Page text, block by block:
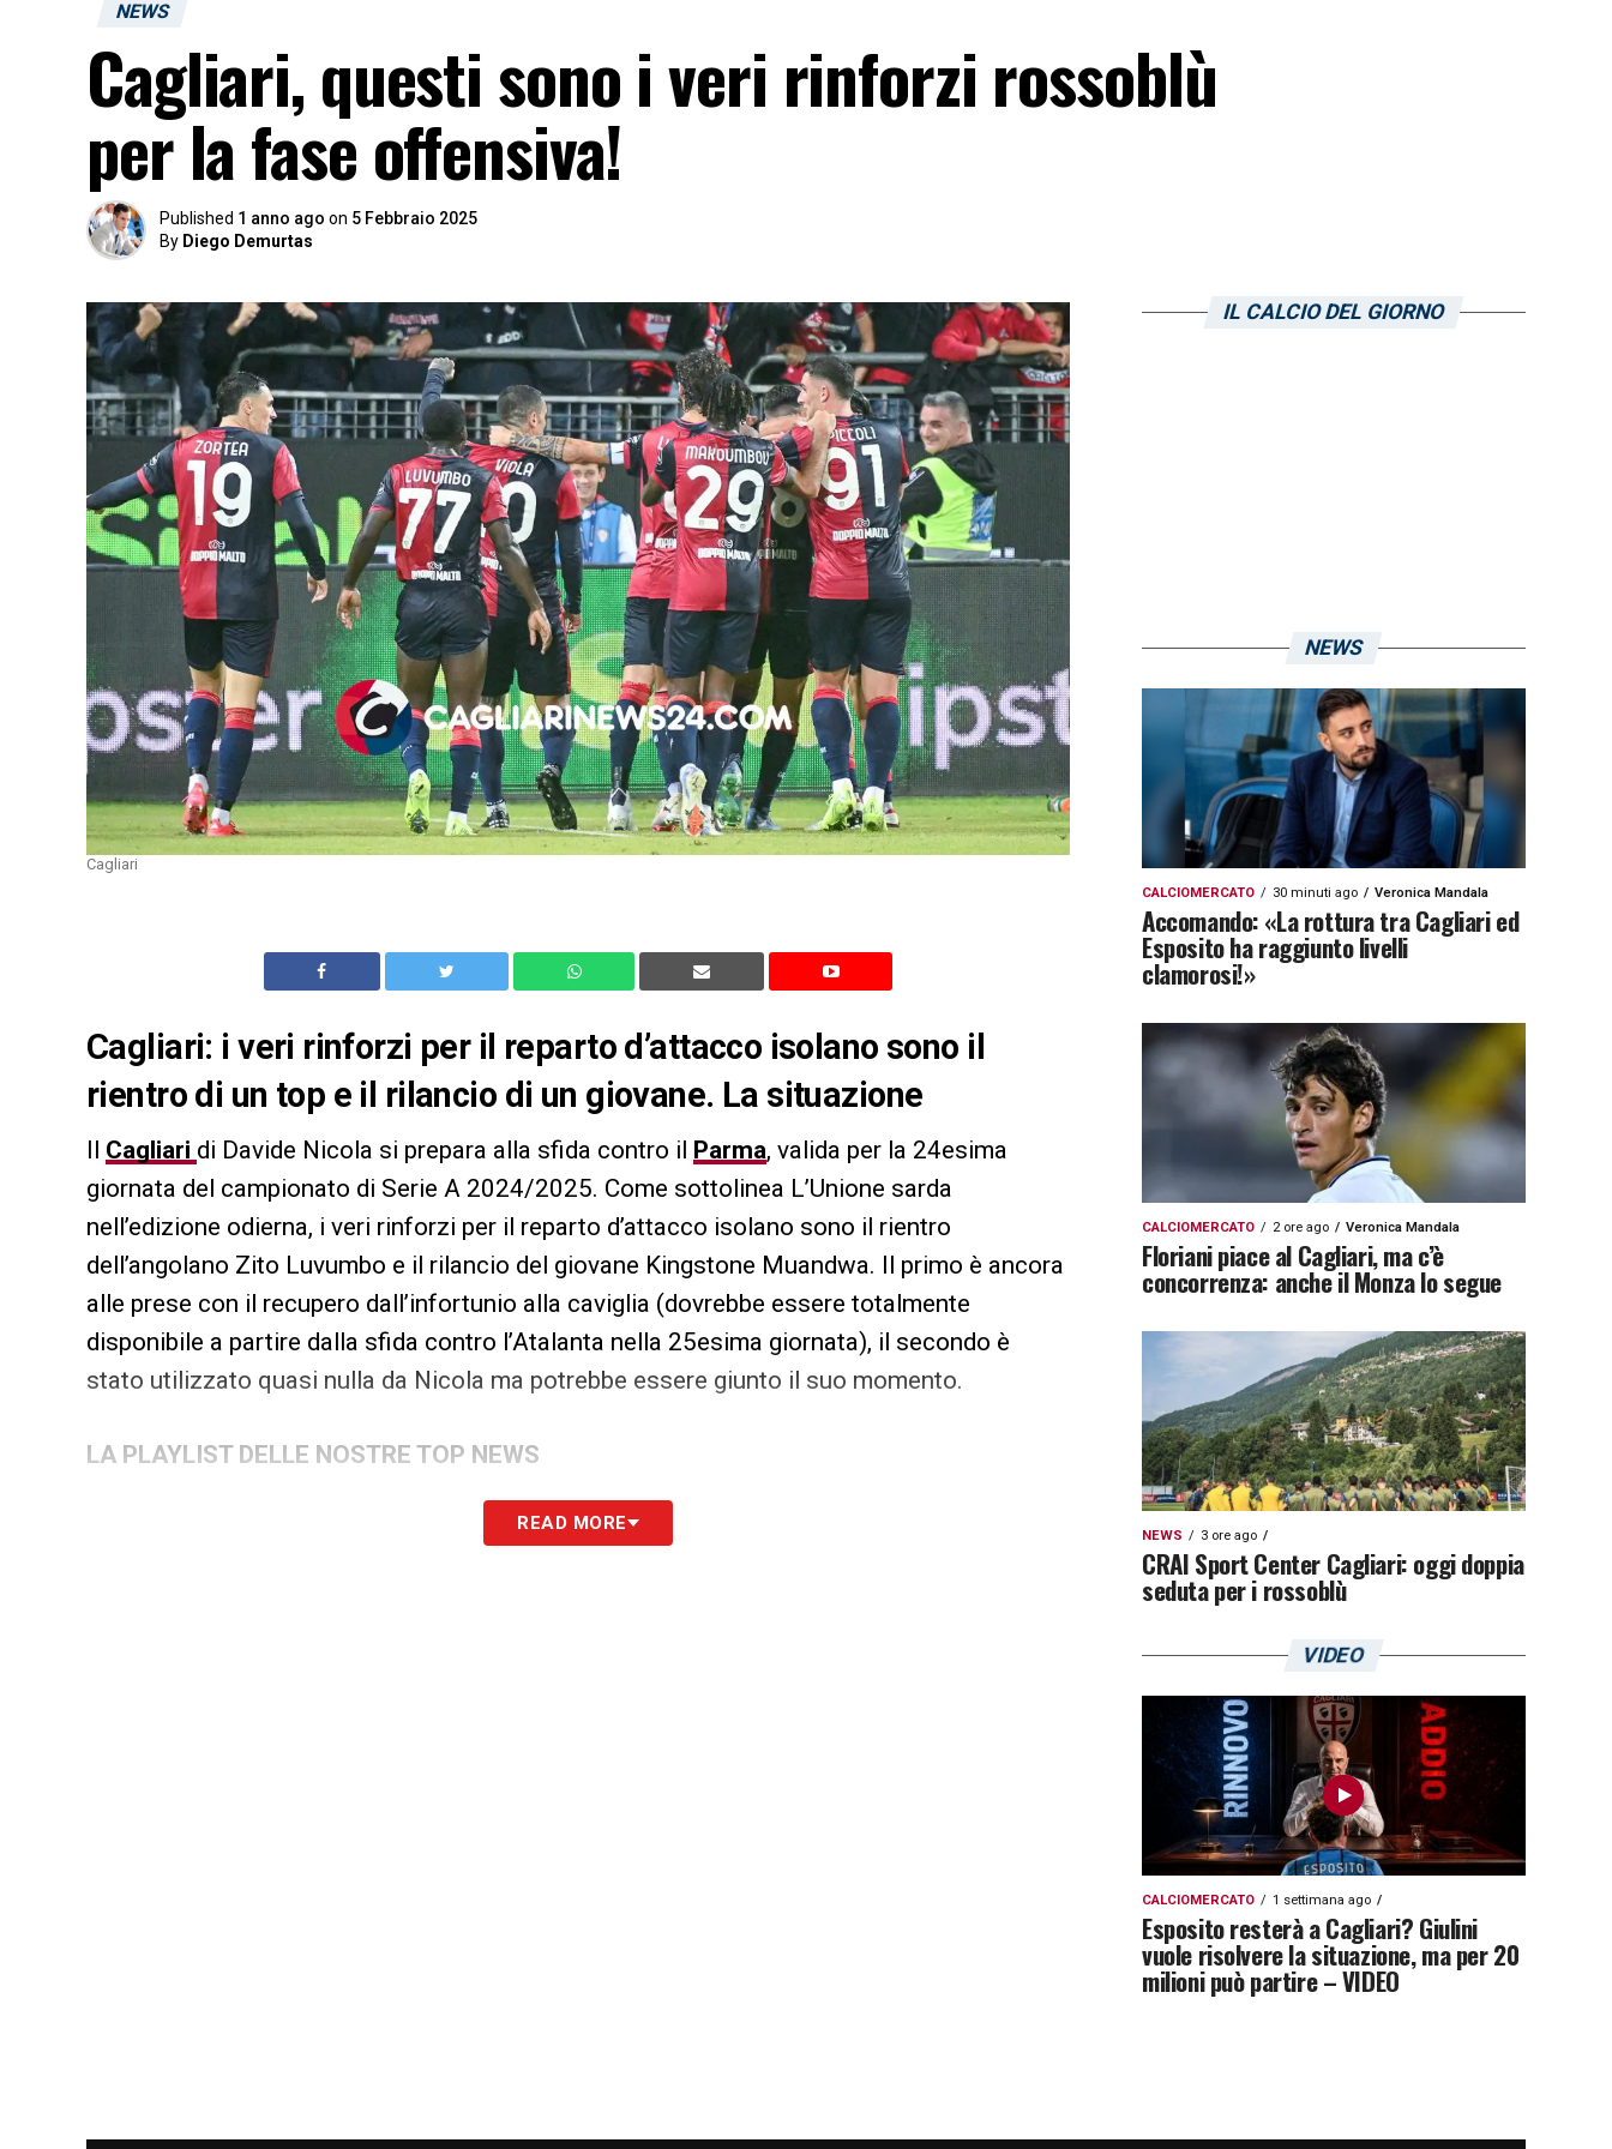
NEWS
Cagliari, questi sono i veri rinforzi rossoblù
per la fase offensiva!
Published 1 anno ago on 5 Febbraio 2025
By Diego Demurtas
Cagliari
Cagliari: i veri rinforzi per il reparto d’attacco isolano sono il
rientro di un top e il rilancio di un giovane. La situazione
Il Cagliari di Davide Nicola si prepara alla sfida contro il Parma, valida per la 24esima
giornata del campionato di Serie A 2024/2025. Come sottolinea L’Unione sarda
nell’edizione odierna, i veri rinforzi per il reparto d’attacco isolano sono il rientro
dell’angolano Zito Luvumbo e il rilancio del giovane Kingstone Muandwa. Il primo è ancora
alle prese con il recupero dall’infortunio alla caviglia (dovrebbe essere totalmente
disponibile a partire dalla sfida contro l’Atalanta nella 25esima giornata), il secondo è
stato utilizzato quasi nulla da Nicola ma potrebbe essere giunto il suo momento.
LA PLAYLIST DELLE NOSTRE TOP NEWS
READ MORE
IL CALCIO DEL GIORNO
NEWS
CALCIOMERCATO 30 minuti ago Veronica Mandala
Accomando: «La rottura tra Cagliari ed
Esposito ha raggiunto livelli
clamorosi!»
CALCIOMERCATO 2 ore ago Veronica Mandala
Floriani piace al Cagliari, ma c’è
concorrenza: anche il Monza lo segue
NEWS 3 ore ago
CRAI Sport Center Cagliari: oggi doppia
seduta per i rossoblù
VIDEO
CALCIOMERCATO 1 settimana ago
Esposito resterà a Cagliari? Giulini
vuole risolvere la situazione, ma per 20
milioni può partire – VIDEO